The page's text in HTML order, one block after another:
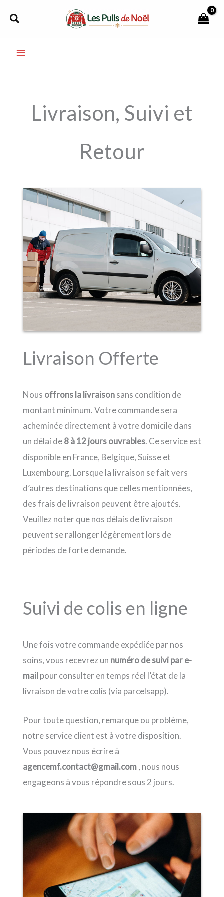
Rechercher
Livraison, Suivi et
Retour
Livraison Offerte
Nous offrons la livraisonsans condition de
montant minimum. Votre commande sera
acheminée directement à votre domicile dans
un délai de8 à 12 jours ouvrables. Ce service est
disponible en France, Belgique, Suisse et
Luxembourg. Lorsque la livraison se fait vers
d’autres destinations que celles mentionnées,
des frais de livraison peuvent être ajoutés.
Veuillez noter que nos délais de livraison
peuvent se rallonger légèrement lors de
périodes de forte demande.
Suivi de colis en ligne
Une fois votre commande expédiée par nos
soins, vous recevrez un numéro de suivi par e-
mail pour consulter en temps réel l’état de la
livraison de votre colis (via parcelsapp).
Pour toute question, remarque ou problème,
notre service client est à votre disposition.
Vous pouvez nous écrire à
agencemf.contact@gmail.com, nous nous
engageons à vous répondre sous 2 jours.